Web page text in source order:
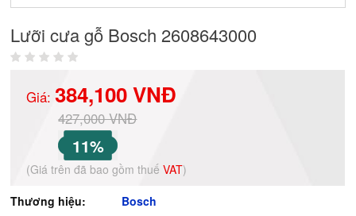
Lưỡi cưa gỗ Bosch 2608643000
Giá:384,100 VNĐ
427,000 VNĐ
11%
(Giá trên đã bao gồm thuếVAT)
Thương hiệu:
Bosch